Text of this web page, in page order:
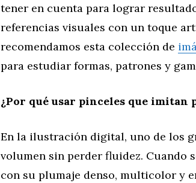
tener en cuenta para lograr
referencias visuales con un toque
recomendamos esta colección de
para estudiar formas, patrones y
¿Por qué usar pinceles que imitan
En la ilustración digital, uno de los
volumen sin perder fluidez. Cuando
con su plumaje denso, multicolor y